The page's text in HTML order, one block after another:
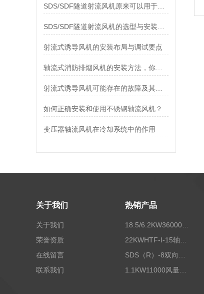
SDS/SDF隧道射流风机原来可以用于这些地方！
射流式诱导风机的安装布局与调试要点
轴流式消防排烟风机的安装方法，你值得收藏
射流式诱导风机可能存在的故障及其处理方法
如何正确安装和使用不锈钢轴流风机？
变压器轴流风机在冷却系统中的作用
关于我们
关于我们
荣誉资质
在线留言
联系我们
热销产品